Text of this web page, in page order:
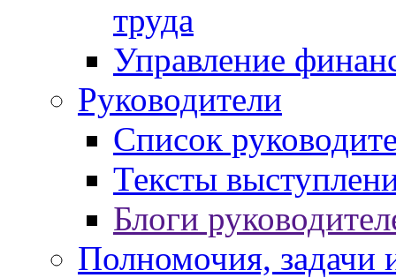
труда
Управление
Руководители
Список
Тексты
Блоги
Полномочия, задачи